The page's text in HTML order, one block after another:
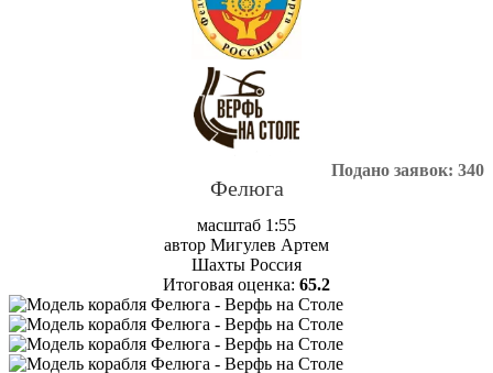
Подано заявок: 340
Фелюга
масштаб 1:55
автор Мигулев Артем
Шахты Россия
Итоговая оценка: 65.2